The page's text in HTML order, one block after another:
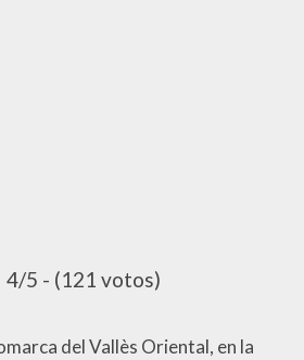
4/5 - (121 votos)
del Vallès Oriental, en la